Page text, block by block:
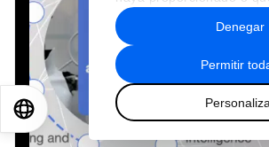
recopilado a partir del
hecho de sus servicios.
Permitir
Denegar
EN